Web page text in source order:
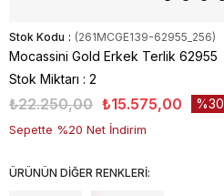
Stok Kodu (261MCGE139-62955_256)
Mocassini Gold Erkek Terlik 62955
Stok Miktarı : 2
₺22.250,00 ₺15.575,00 30
Sepette %20 Net İndirim
ÜRÜNÜN DİĞER RENKLERİ: